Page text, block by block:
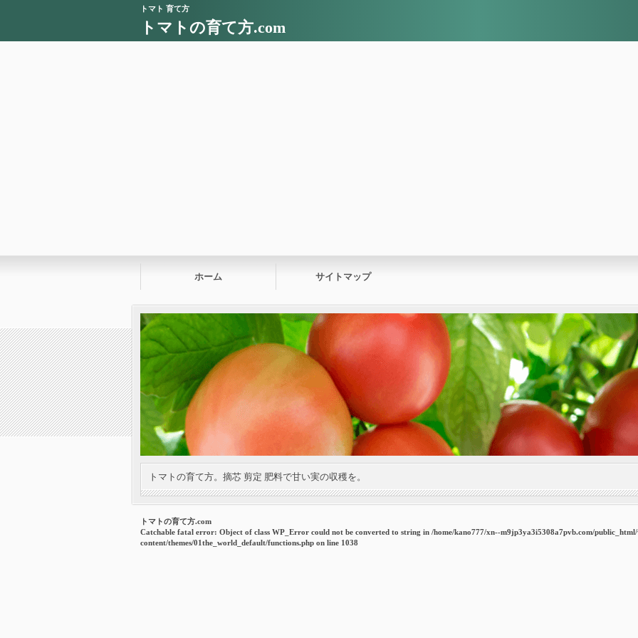
トマト 育て方
トマトの育て方.com
ホーム サイトマップ
トマトの育て方。摘芯 剪定 肥料で甘い実の収穫を。
トマトの育て方.com
Catchable fatal error: Object of class WP_Error could not be converted to string in /home/kano777/xn--m9jp3ya3i5308a7pvb.com/
content/themes/01the_world_default/functions.php on line 1038